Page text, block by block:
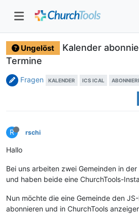
Ungelöst
Kalender
Termine
Fragen KALENDER ICS ICAL
R rschi
Hallo
Bei uns arbeiten zwei Gemeinden in
und haben beide eine ChurchTools-
Nun möchte die eine Gemeinde den
abonnieren und in ChurchTools